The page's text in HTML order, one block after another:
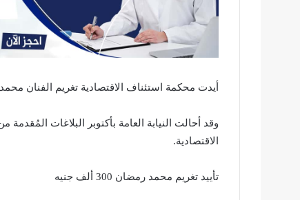
أيدت محكمة استئناف الاقتصادية تغريم الفنان محمد رمضان 300 ألف جنيه، بتهمة سب وقذف
وقد أحالت النيابة العامة بأكتوبر البلاغات
الاقتصادية.
تأييد تغريم محمد رمضان 300 ألف جنيه